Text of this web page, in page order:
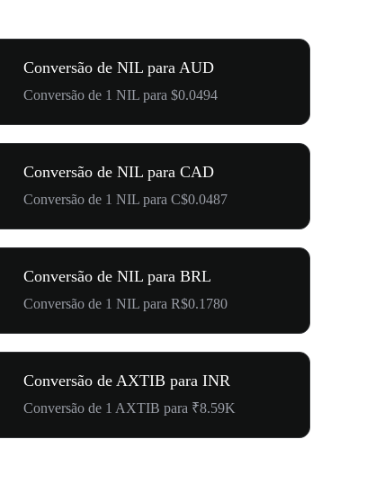
Conversão de NIL para AUD
Conversão de 1 NIL para $0.0494
Conversão de NIL para CAD
Conversão de 1 NIL para C$0.0487
Conversão de NIL para BRL
Conversão de 1 NIL para R$0.1780
Conversão de AXTIB para INR
Conversão de 1 AXTIB para ₹8.59K